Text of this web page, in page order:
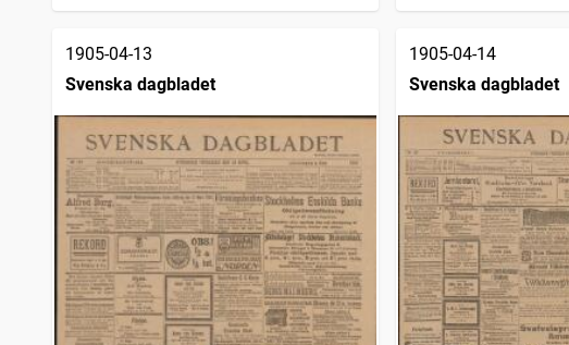
1905-04-13
Svenska dagbladet
1905-04-14
Svenska dagbladet